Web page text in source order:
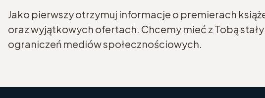
Jako pierwszy otrzymuj informacje o premierach
oraz wyjątkowych ofertach. Chcemy mieć z Tobą
ograniczeń mediów społecznościowych.